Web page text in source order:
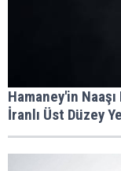
Hamaney'in
İranlı Üst Düzey